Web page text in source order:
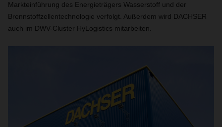
Markteinführung des Energieträgers Wasserstoff und der
Brennstoffzellentechnologie verfolgt. Außerdem wird DACHSER
auch im DWV-Cluster HyLogistics mitarbeiten.